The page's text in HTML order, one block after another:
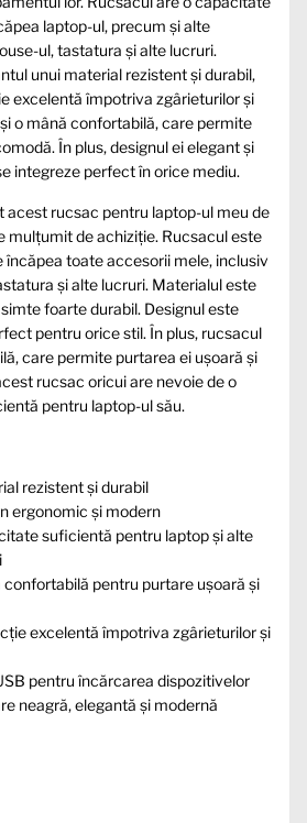
laptop-ul, precum și alte
ul, tastatura și alte lucruri.
unui material rezistent și durabil,
excelentă împotriva zgârieturilor și
o mână confortabilă, care permite
În plus, designul ei elegant și
integreze perfect în orice mediu.
acest rucsac pentru laptop-ul meu de
mulțumit de achiziție. Rucsacul este
încăpea toate accesorii mele, inclusiv
și alte lucruri. Materialul este
foarte durabil. Designul este
pentru orice stil. În plus, rucsacul
care permite purtarea ei ușoară și
rucsac oricui are nevoie de o
pentru laptop-ul său.
rezistent și durabil
ergonomic și modern
suficientă pentru laptop și alte
confortabilă pentru purtare ușoară și
excelentă împotriva zgârieturilor și
pentru încărcarea dispozitivelor
neagră, elegantă și modernă